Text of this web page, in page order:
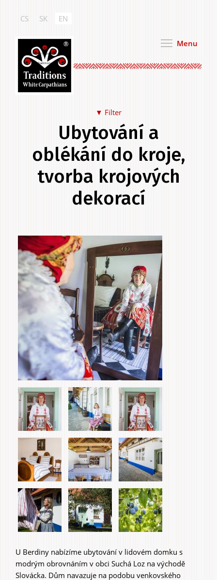
content
White Carpathian
Traditions
Menu
CS SK EN
▼ Filter
Food & Drink
Home & Interior
Garden & Orchard
Services
Experiences &
Agritourism
Ubytování a
oblékání do kroje,
tvorba krojových
dekorací
Primary
tabs
.
U Berdiny nabízíme ubytování v lidovém domku s
modrým obrovnáním v obci Suchá Loz na východě
Slovácka. Dům navazuje na podobu venkovského